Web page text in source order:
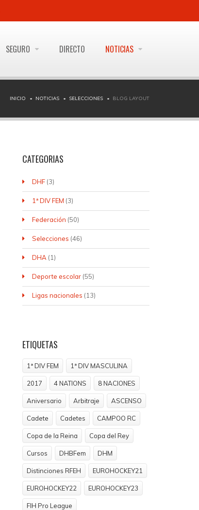
SEGURO DIRECTO NOTICIAS
INICIO NOTICIAS SELECCIONES BLOG LAYOUT
CATEGORIAS
DHF(3)
1ª DIV FEM (3)
Federación (50)
Selecciones (46)
DHA (1)
Deporte escolar(55)
Ligas nacionales (13)
ETIQUETAS
1ª DIV FEM 1ª DIV MASCULINA
2017 4 NATIONS 8 NACIONES
Aniversario Arbitraje ASCENSO
Cadete Cadetes CAMPOO RC
Copa de la Reina Copa del Rey
Cursos DHBFem DHM
Distinciones RFEH EUROHOCKEY21
EUROHOCKEY22 EUROHOCKEY23
FIH Pro League